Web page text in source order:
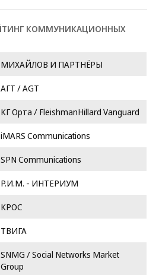
КОММУНИКАЦИОННЫХ
МИХАЙЛОВ И ПАРТНЁРЫ
АГТ / AGT
КГ Орта / FleishmanHillard Vanguard
iMARS Communications
SPN Communications
Р.И.М. - ИНТЕРИУМ
КРОС
ТВИГА
SNMG / Social Networks Market
Group